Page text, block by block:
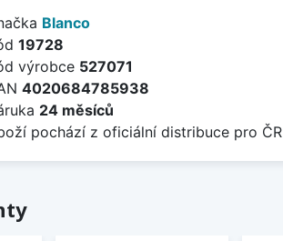
Blanco
19728
výrobce 527071
4020684785938
24 měsíců
pochází z oficiální distribuce pro ČR